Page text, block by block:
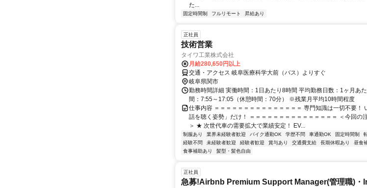
た...
固定時間制 フルリモート 昇給あり
正社員
技術営業
タイワ工業株式会社
月給280,650円以上
交通・アクセス 岐阜医療科学大前（バス）よりすぐ
岐阜県関市
勤務時間詳細 実働時間：1日あたり8時間 平均勤務日数：1ヶ月あ
間：7:55～17:05（休憩時間：70分） ※残業月平均10時間程度
仕事内容 ＝＝＝＝＝＝＝＝＝＝＝＝＝＝＝ 専門知識は一切不要！
話を聴く姿勢」だけ！ ＝＝＝＝＝＝＝＝＝＝＝＝＝＝＝ ＜今回の
＞ ★ 次世代車の需要拡大で業績安定！ EV...
制服あり 業界未経験者歓迎 バイク通勤OK 学歴不問 車通勤OK 固定時間制
経験不問
未経験者歓迎 経験者歓迎 賞与あり 交通費支給 長期休暇あり
昼食
食事補助あり
髪型・髪色自由
正社員
急募!Airbnb Premium Support Manager(管理職)・